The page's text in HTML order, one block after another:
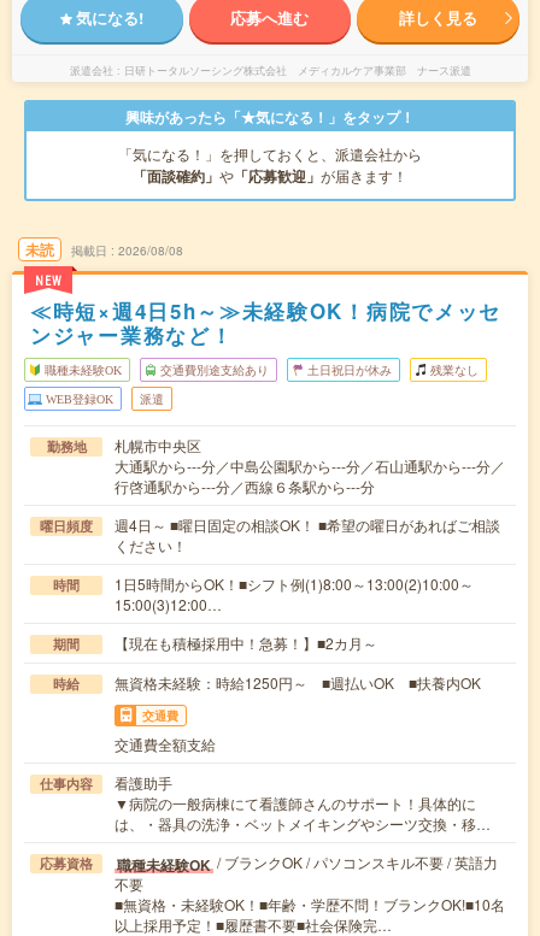
気になる! 応募へ進む 詳しく見る
派遣会社 日研トータルソーシング株式会社 メディカルケア事業部 ナース派遣
興味があったら「★気になる！」をタップ！
「気になる！」を押しておくと、派遣会社から
「面談確約」 や 「応募歓迎」 が届きます！
未読
NEW
掲載日 2026/08/08
≪時短×週4日5h～≫未経験OK！病院でメッセ
ンジャー業務など！
職種未経験OK 交通費別途支給あり 土日祝日が休み 残業なし
WEB登録OK 派遣
勤務地
札幌市中央区
大通駅から---分／中島公園駅から---分／石山通駅から---分／
行啓通駅から---分／西線６条駅から---分
曜日頻度
週4日～ ■曜日固定の相談OK！ ■希望の曜日があればご相談
ください！
時間
1日5時間からOK！■シフト例(1)8:00～13:00(2)10:00～
15:00(3)12:00…
期間 【現在も積極採用中！急募！】■2カ月～
時給 無資格未経験：時給1250円～ ■週払いOK ■扶養内OK
交通費
交通費全額支給
仕事内容
看護助手
▼病院の一般病棟にて看護師さんのサポート！具体的に
は、・器具の洗浄・ベットメイキングやシーツ交換・移…
応募資格 職種未経験OK / ブランクOK / パソコンスキル不要 / 英語力
不要
■無資格・未経験OK！■年齢・学歴不問！ブランクOK!■10名
以上採用予定！■履歴書不要■社会保険完…